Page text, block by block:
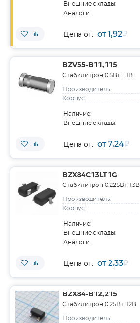
Внешние склады:
Аналоги:
Цена от: от 1,92₽
BZV55-B11,115
Стабилитрон 0.5Вт 11В
Производитель:
Корпус:
Наличие:
Внешние склады:
Цена от: от 7,24₽
BZX84C13LT1G
Стабилитрон 0.225Вт 13В
Производитель:
Корпус:
Наличие:
Внешние склады:
Аналоги:
Цена от: от 2,33₽
BZX84-B12,215
Стабилитрон 0.25Вт 12В
Производитель: